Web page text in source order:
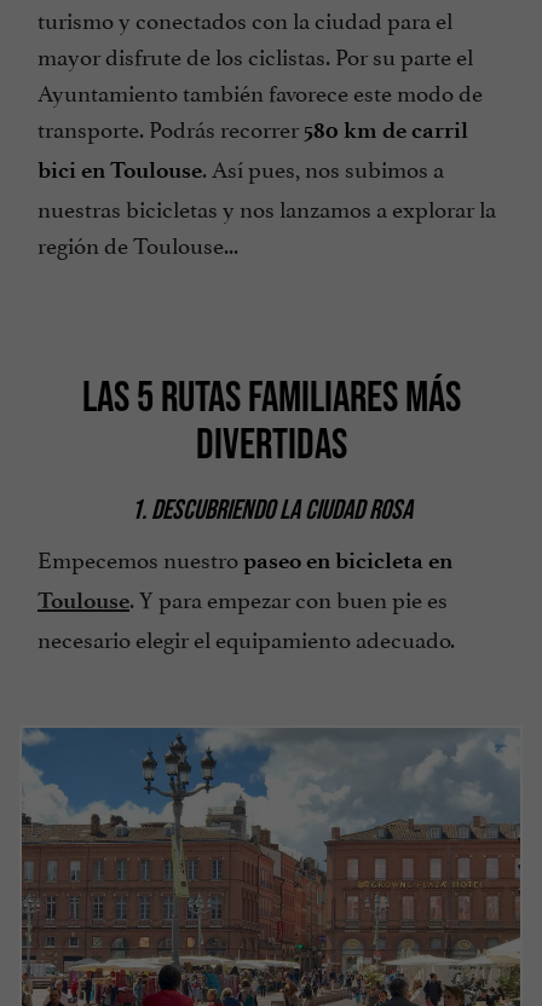
turismo y conectados con la ciudad para el
mayor disfrute de los ciclistas. Por su parte el
Ayuntamiento también favorece este modo de
transporte. Podrás recorrer 580 km decarril
bici en Toulouse. Así pues, nos subimos a
nuestras bicicletas y nos lanzamos a explorar la
región de Toulouse...
LAS 5 RUTAS FAMILIARES MÁS
DIVERTIDAS
1. DESCUBRIENDO LA CIUDAD ROSA
Empecemos nuestropaseo en bicicleta en
Toulouse. Y para empezar con buen pie es
necesario elegir el equipamiento adecuado.